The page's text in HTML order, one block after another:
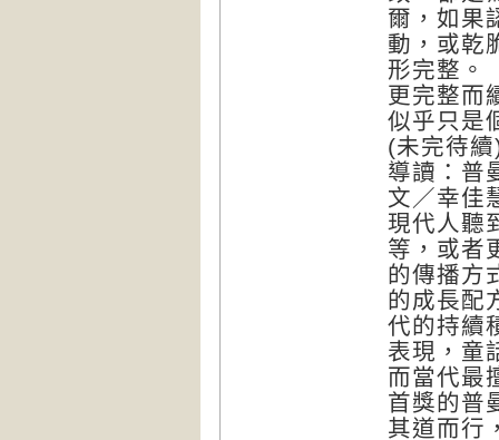
爾，如果
動，或乾
形完整。
更完整而
似乎只是
(未完待續
導讀：普
文／幸佳
現代人聽
等，或者
的傳播方
的成長配
代的持續
表現，童
而當代最
首獎的普
其道而行